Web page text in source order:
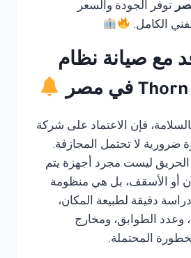
توفر الجودة والسعر
الكامل.
مع صيانة نظام
فإن الاعتماد على شركة
لا تحتمل المجازفة.
الحريق ليست مجرد أجهزة يتم
أو الأسقف، بل هي منظومة
دقيقة لطبيعة المكان،
وعدد الطوابق، ومخارج
المحتملة.